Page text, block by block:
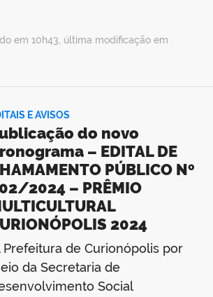
em 10h43, última modificação em
E AVISOS
do novo
– EDITAL DE
PÚBLICO Nº
2024 – PRÊMIO
2024
Prefeitura de Curionópolis por
da Secretaria de
Social